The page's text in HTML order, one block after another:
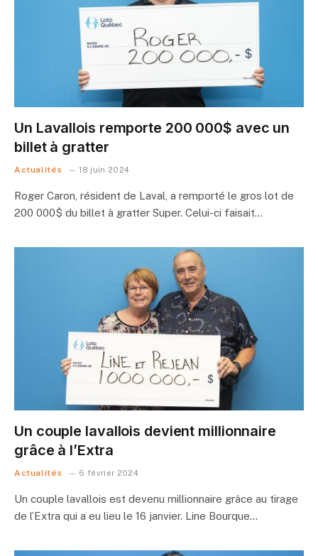
Un Lavallois remporte 200 000$ avec un
billet à gratter
Actualités 18 juin 2024
Roger Caron, résident de Laval, a remporté le gros lot de
200 000$ du billet à gratter Super. Celui-ci faisait…
Un couple lavallois devient millionnaire
grâce à l’Extra
Actualités 6 février 2024
Un couple lavallois est devenu millionnaire grâce au tirage
de l’Extra qui a eu lieu le 16 janvier. Line Bourque…